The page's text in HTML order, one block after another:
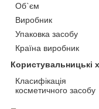
Об`єм
Виробник
Упаковка засобу
Країна виробник
Користувальницькі
Класифікація
косметичного засобу